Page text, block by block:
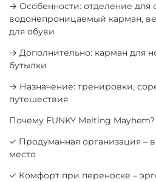
→ Особенности: отделение для
водонепроницаемый карман,
для обуви
→ Дополнительно: карман для
бутылки
→ Назначение: тренировки,
путешествия
Почему FUNKY Melting Mayhem?
✓ Продуманная организация –
место
✓ Комфорт при переноске –